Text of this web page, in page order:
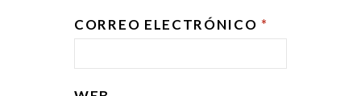
CORREO ELECTRÓNICO *